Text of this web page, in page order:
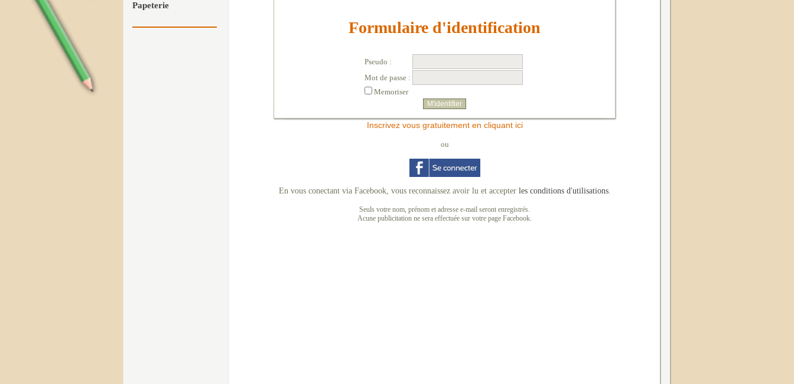
Papeterie
Formulaire d'identification
Pseudo :
Mot de passe :
Memoriser
Inscrivez vous gratuitement en cliquant ici
ou
En vous conectant via Facebook, vous reconnaissez avoir lu et accepter les conditions d'utilisations.
Seuls votre nom, prénom et adresse e-mail seront enregistrés.
Acune publicitation ne sera effectuée sur votre page Facebook.